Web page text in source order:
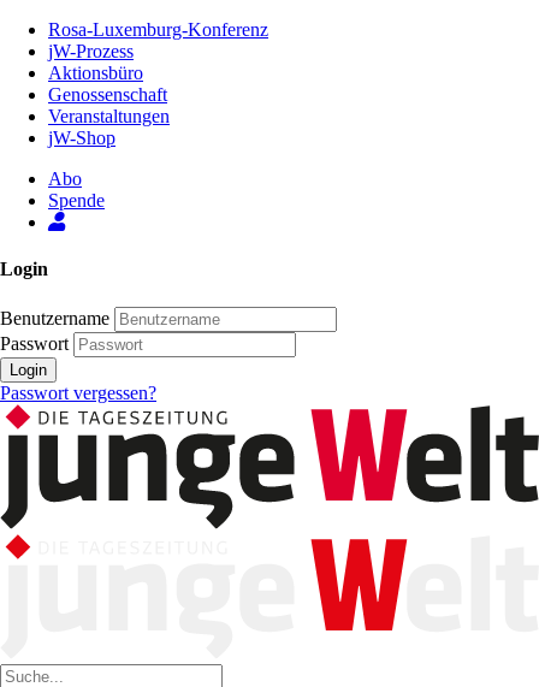
Inhalt
Seite
Rosa-Luxemburg-Konferenz
jW-Prozess
Aktionsbüro
Genossenschaft
Veranstaltungen
jW-Shop
Abo
Spende
Login
Benutzername
Passwort
Login
Passwort vergessen?